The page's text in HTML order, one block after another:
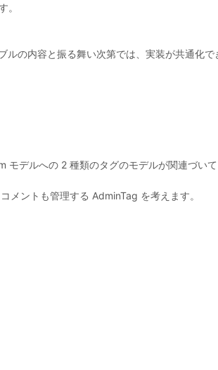
。
ルの内容と振る舞い次第では、実装が共通化で
モデルへの 2 種類のタグのモデルが関連づい
メントも管理する AdminTag を考えます。